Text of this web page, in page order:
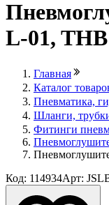
L-01,
Главная
Каталог
Пневматика,
Шланги,
Фитинги
Код: 114934Арт: